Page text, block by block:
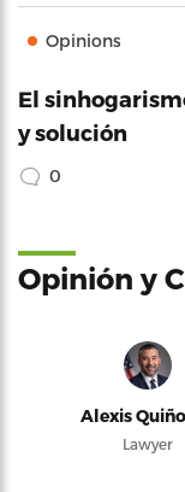
Opinions
El
y solución
0
Opinión y
Alexis
Lawyer